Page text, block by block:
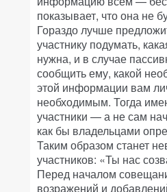
показывает, что она не
Гораздо лучше
участнику подумать,
нужна, и в случае
сообщить ему, какой
этой информации вам
необходимым. Тогда
участники — а не сам
как бы владельцами
Таким образом станет
участников: «Ты нас
Перед началом
возражений и